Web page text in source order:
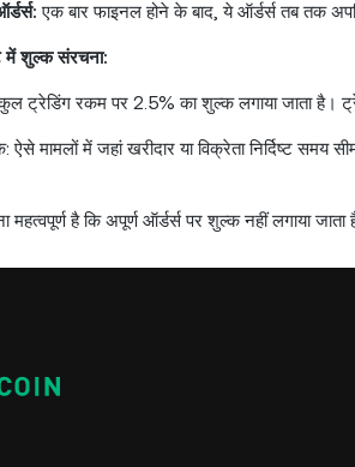
एक बार फाइनल होने के बाद, ये ऑर्डर्स तब तक
में शुल्क संरचना:
ट्रेडिंग रकम पर 2.5% का शुल्क लगाया जाता है।
ऐसे मामलों में जहां खरीदार या विक्रेता निर्दिष्ट
महत्वपूर्ण है कि अपूर्ण ऑर्डर्स पर शुल्क नहीं लगाया